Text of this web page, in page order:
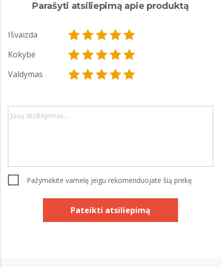
Parašyti atsiliepimą apie produktą
Išvaizda
Kokybė
Valdymas
Pažymėkite varnelę jeigu rekomenduojate šią prekę
Pateikti atsiliepimą